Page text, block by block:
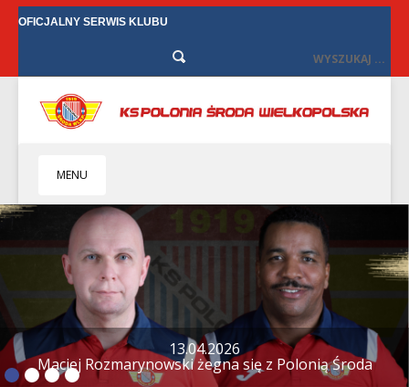
OFICJALNY SERWIS KLUBU
MENU
HOME
KLUB
BIZNES
SENIORZY
SENIORKI
BILETY